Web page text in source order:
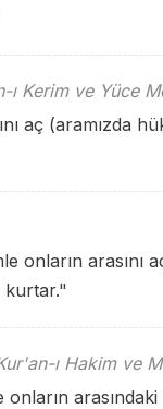
ı Kerim ve Yüce
aç (aramızda
onların arasını
kurtar."
ı Hakim ve